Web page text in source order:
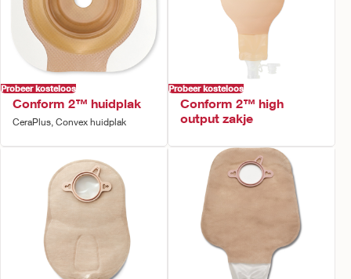
Probeer kosteloos
Conform 2™ huidplak
CeraPlus, Convex huidplak
Probeer kosteloos
Conform 2™ high
output zakje